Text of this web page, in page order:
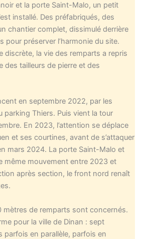
et la porte Saint-Malo, un petit
installé. Des préfabriqués, des
chantier complet, dissimulé derrière
pour préserver l’harmonie du site.
discrète, la vie des remparts a repris
des tailleurs de pierre et des
en septembre 2022, par les
parking Thiers. Puis vient la tour
En 2023, l’attention se déplace
et ses courtines, avant de s’attaquer
mars 2024. La porte Saint-Malo et
même mouvement entre 2023 et
après section, le front nord renaît
mètres de remparts sont concernés.
pour la ville de Dinan : sept
parfois en parallèle, parfois en